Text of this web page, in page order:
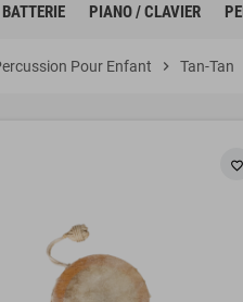
BATTERIE PIANO / CLAVIER
Pour Enfant chevron_right Tan-Tan
favorite_border